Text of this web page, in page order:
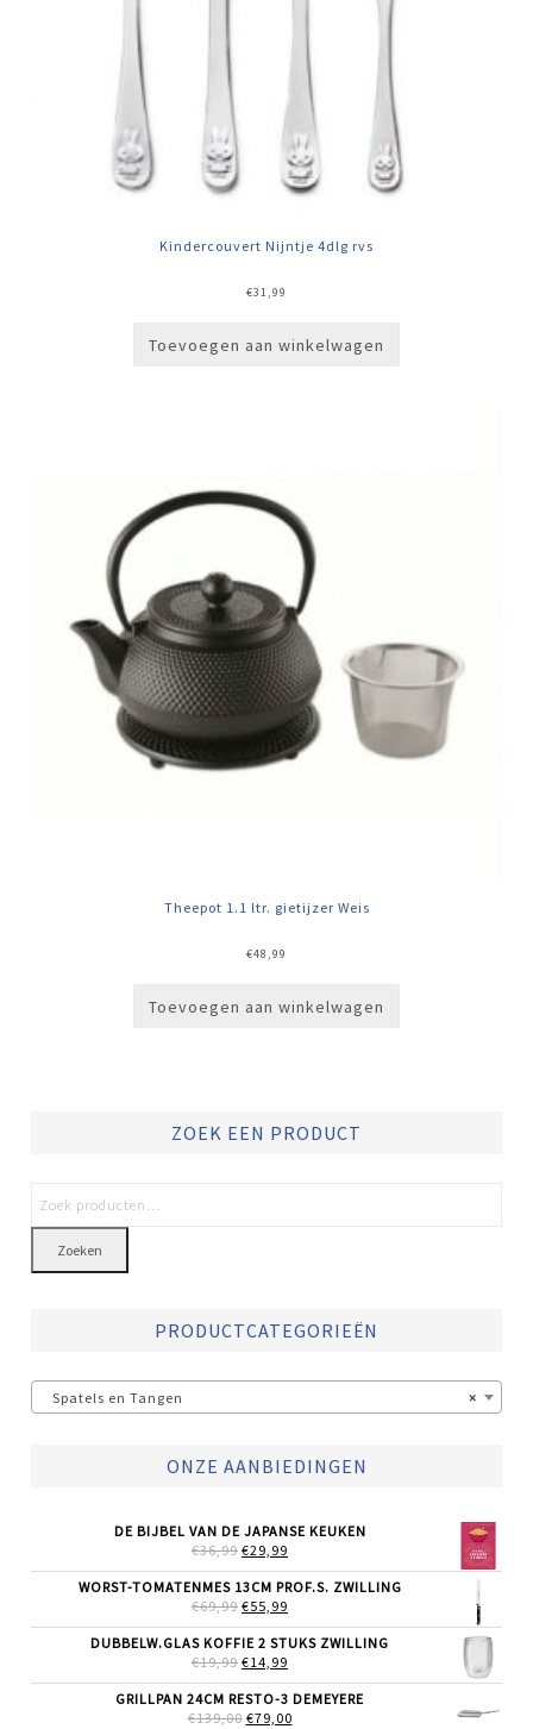
Kindercouvert Nijntje 4dlg rvs
€31,99
Toevoegen aan winkelwagen
Theepot 1.1 ltr. gietijzer Weis
€48,99
Toevoegen aan winkelwagen
ZOEK EEN PRODUCT
Zoeken
PRODUCTCATEGORIEËN
×
Spatels en Tangen
ONZE AANBIEDINGEN
DE BIJBEL VAN DE JAPANSE KEUKEN
€36,99 OORSPRONKELIJKE
WAS:
€36,99.
€29,99
IS:
WORST-TOMATENMES 13CM PROF.S. ZWILLING
€69,99 OORSPRONKELIJKE
WAS:
€69,99.
€55,99
IS:
DUBBELW.GLAS KOFFIE 2 STUKS ZWILLING
€19,99 OORSPRONKELIJKE
WAS:
€19,99.
€14,99
IS:
€14,99.
GRILLPAN 24CM RESTO-3 DEMEYERE
€139,00 OORSPRONKELIJKE
€79,00HUIDIGE